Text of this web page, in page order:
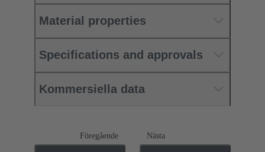
Material properties
Specifications and approvals
Kommersiella data
Föregående Nästa